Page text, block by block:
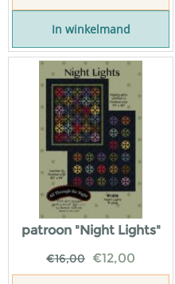
In winkelmand
patroon "Night Lights"
€16,00 €12,00